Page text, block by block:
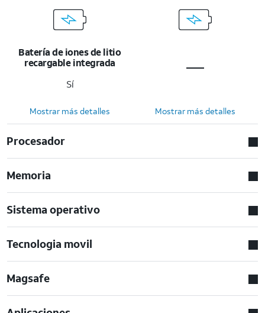
Batería de iones de litio
recargable integrada
Sí
Mostrar más detalles Mostrar más detalles
Procesador
Memoria
Sistema operativo
Tecnologia movil
Magsafe